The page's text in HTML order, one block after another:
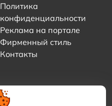
Политика
конфиденциальности
Реклама на портале
Фирменный стиль
Контакты